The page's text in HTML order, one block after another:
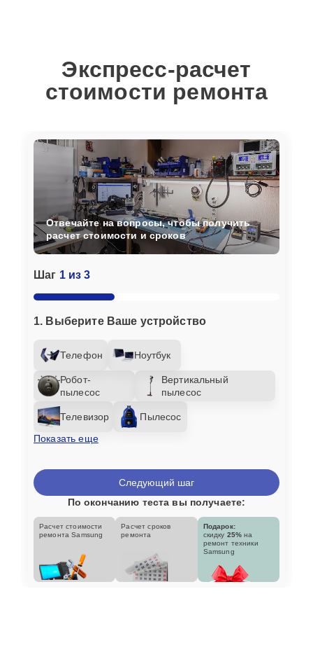
Экспресс-расчет
стоимости ремонта
Шаг 1 из 3
1. Выберите Ваше устройство
Телефон Ноутбук
Робот-
пылесос
Вертикальный
пылесос
Телевизор
Пылесос
Показать еще
Отвечайте на вопросы, чтобы получить
расчет стоимости и сроков
Следующий шаг
По окончанию теста вы получаете:
Расчет стоимости
ремонта Samsung
Расчет сроков
ремонта
Подарок:
скидку 25% на
ремонт техники
Samsung